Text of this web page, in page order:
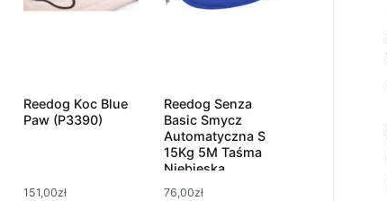
Reedog Koc Blue
Paw (P3390)
151,00zł
Reedog Senza
Basic Smycz
Automatyczna S
15Kg 5M Taśma
Niebieska
76,00zł